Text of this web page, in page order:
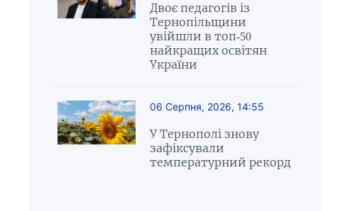
Двоє педагогів із
Тернопільщини
увійшли в топ-50
найкращих освітян
України
06 Серпня, 2026, 14:55
У Тернополі знову
зафіксували
температурний рекорд